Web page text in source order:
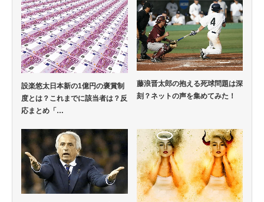
設楽悠太日本新の1億円の褒賞制
度とは？これまでに該当者は？反
応まとめ「…
藤浪晋太郎の抱える死球問題は深
刻？ネットの声を集めてみた！